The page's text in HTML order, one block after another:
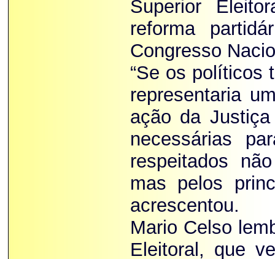
Superior
reforma
Congresso
“Se os políticos
representaria
ação da
necessárias
respeitados
mas pelos
acrescentou.
Mario Celso
Eleitoral, que